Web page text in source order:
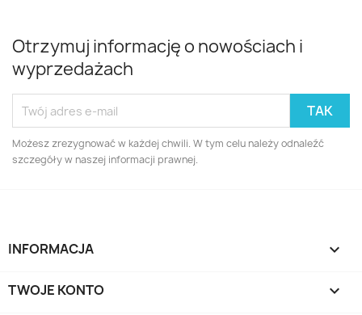
Otrzymuj informację o nowościach i
wyprzedażach
Możesz zrezygnować w każdej chwili. W tym celu należy odnaleźć
szczegóły w naszej informacji prawnej.
INFORMACJA 
TWOJE KONTO 